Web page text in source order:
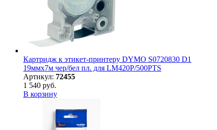
Картридж к этикет-принтеру DYMO S0720830 D1
19ммх7м чер/бел пл. для LM420P/500PTS
Артикул: 72455
1 540 руб.
В корзину